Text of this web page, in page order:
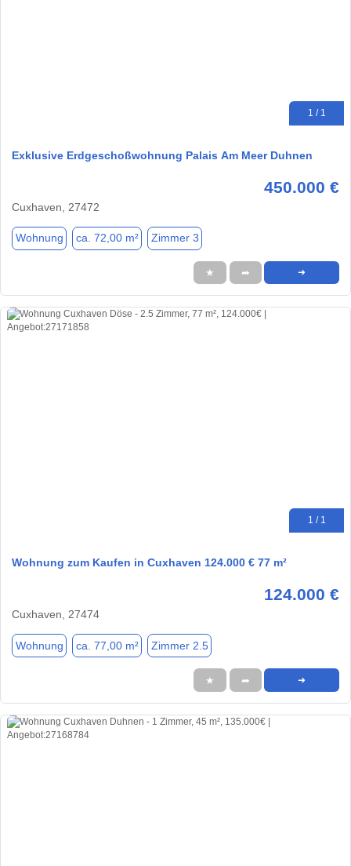
1 / 1
Exklusive Erdgeschoßwohnung Palais Am Meer Duhnen
450.000 €
Cuxhaven, 27472
Wohnung ca. 72,00 m² Zimmer 3
★ ➦ ➜
1 / 1
Wohnung zum Kaufen in Cuxhaven 124.000 € 77 m²
124.000 €
Cuxhaven, 27474
Wohnung ca. 77,00 m² Zimmer 2.5
★ ➦ ➜